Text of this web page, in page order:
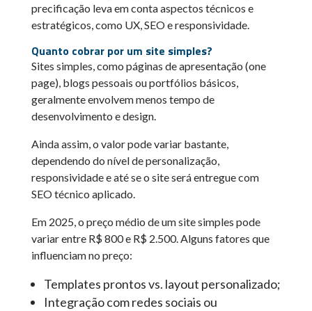
precificação leva em conta aspectos técnicos e
estratégicos, como UX, SEO e responsividade.
Quanto cobrar por um site simples?
Sites simples, como páginas de apresentação (one
page), blogs pessoais ou portfólios básicos,
geralmente envolvem menos tempo de
desenvolvimento e design.
Ainda assim, o valor pode variar bastante,
dependendo do nível de personalização,
responsividade e até se o site será entregue com
SEO técnico aplicado.
Em 2025, o preço médio de um site simples pode
variar entre R$ 800 e R$ 2.500. Alguns fatores que
influenciam no preço:
Templates prontos vs. layout personalizado;
Integração com redes sociais ou